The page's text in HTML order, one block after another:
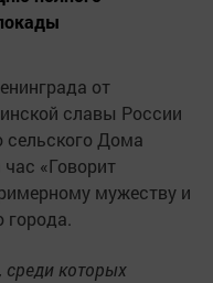
от
славы России
сельского Дома
«Говорит
мужеству и
города.
среди которых